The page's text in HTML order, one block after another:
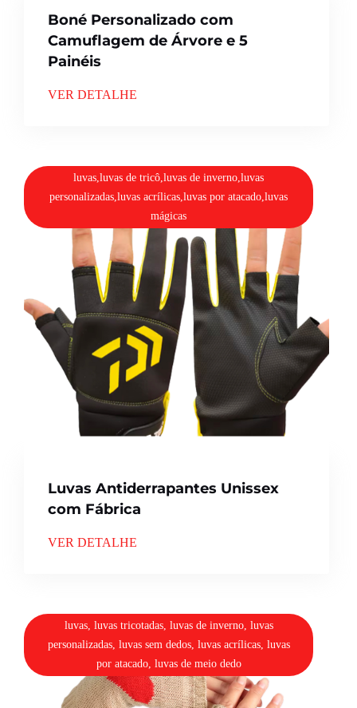
Boné Personalizado com
Camuflagem de Árvore e 5
Painéis
VER DETALHE
luvas,luvas de tricô,luvas de inverno,luvas
personalizadas,luvas acrílicas,luvas por atacado,luvas
mágicas
Luvas Antiderrapantes Unissex
com Fábrica
VER DETALHE
luvas, luvas tricotadas, luvas de inverno, luvas
personalizadas, luvas sem dedos, luvas acrílicas, luvas
por atacado, luvas de meio dedo